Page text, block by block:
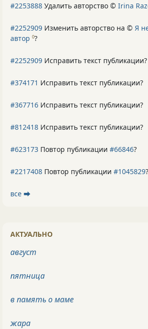
#2253888 Удалить авторство © Irina
#2252909 Изменить авторство на © Я
автор 0?
#2252909 Исправить текст публикации?
#374171 Исправить текст публикации?
#367716 Исправить текст публикации?
#812418 Исправить текст публикации?
#623173 Повтор публикации #66846?
#2217408 Повтор публикации #1045829?
все ⮕
АКТУАЛЬНО
август
пятница
в память о маме
жара